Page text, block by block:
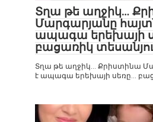
Տղա թե աղջիկ…
Մարգարյանը
ապագա երեխայի
բացառիկ
Տղա թե աղջիկ… Քրիստինա
է ապագա երեխայի սեռը…